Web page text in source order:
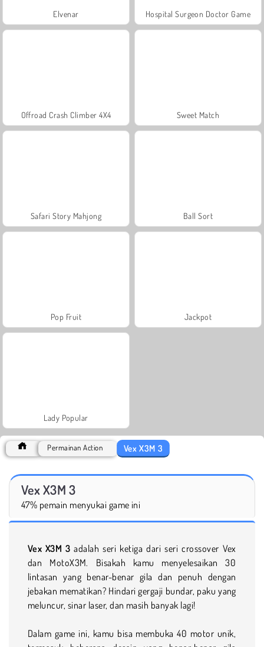
Elvenar Hospital Surgeon Doctor Game
Offroad Crash Climber 4X4 Sweet Match
Safari Story Mahjong Ball Sort
Pop Fruit Jackpot
Lady Popular
Permainan Action Vex X3M 3
Vex X3M 3
47% pemain menyukai game ini
Vex X3M 3 adalah seri ketiga dari seri crossover Vex
dan MotoX3M. Bisakah kamu menyelesaikan 30
lintasan yang benar-benar gila dan penuh dengan
jebakan mematikan? Hindari gergaji bundar, paku yang
meluncur, sinar laser, dan masih banyak lagi!
Dalam game ini, kamu bisa membuka 40 motor unik,